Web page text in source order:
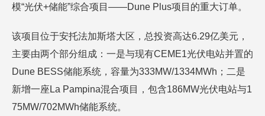
模“光伏+储能”综合项目——Dune Plus项目的重大订单。
该项目位于安托法加斯塔大区，总投资高达6.29亿美元，
主要由两个部分组成：一是与现有CEME1光伏电站并置的
Dune BESS储能系统，容量为333MW/1334MWh；二是
新增一座La Pampina混合项目，包含186MW光伏电站与1
75MW/702MWh储能系统。